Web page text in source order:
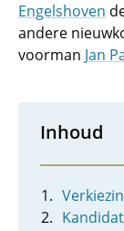
Engelshoven
andere
voorman Jan
Inhoud